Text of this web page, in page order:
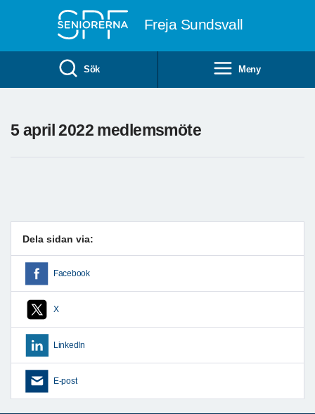
Freja Sundsvall
Sök Meny
5 april 2022 medlemsmöte
Dela sidan via:
Facebook
X
LinkedIn
E-post